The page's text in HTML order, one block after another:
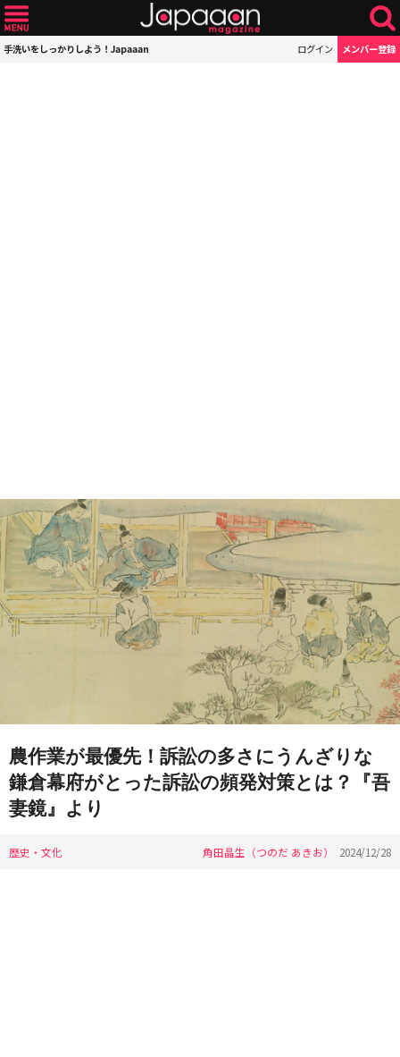
手洗いをしっかりしよう！Japaaan ログイン メンバー登録
農作業が最優先！訴訟の多さにうんざりな
鎌倉幕府がとった訴訟の頻発対策とは？『吾
妻鏡』より
歴史・文化 角田晶生（つのだ あきお） 2024/12/28